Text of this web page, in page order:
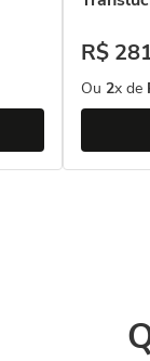
R$
Ou 2x de